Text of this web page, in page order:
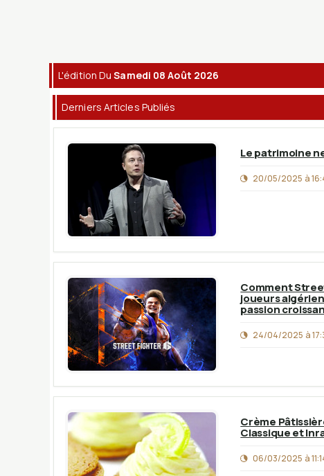
L'édition DuSamedi 08 Août 2026
Derniers Articles Publiés
Le patrimoine
20/05/2025 à
Comment
joueurs
passion
24/04/2025 à
Crème
Classique et
06/03/2025 à